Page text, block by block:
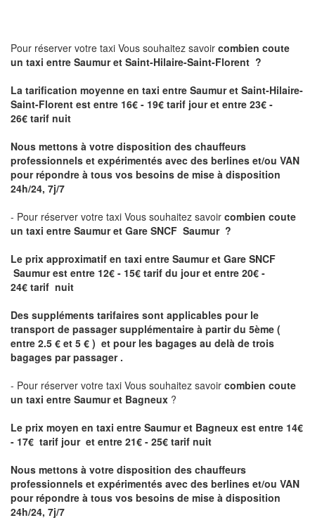
Pour réserver votre taxi Vous souhaitez savoir combien coute
un taxi entre Saumur et Saint-Hilaire-Saint-Florent ?
La tarification moyenne en taxi entre Saumur et Saint-Hilaire-
Saint-Florent est entre 16€ - 19€ tarif jour et entre 23€ -
26€ tarif nuit
Nous mettons à votre disposition des chauffeurs
professionnels et expérimentés avec des berlines et/ou VAN
pour répondre à tous vos besoins de mise à disposition
24h/24, 7j/7
- Pour réserver votre taxi Vous souhaitez savoir combien coute
un taxi entre Saumur et Gare SNCF Saumur ?
Le prix approximatif en taxi entre Saumur et Gare SNCF
Saumur est entre 12€ - 15€ tarif du jour et entre 20€ -
24€ tarif nuit
Des suppléments tarifaires sont applicables pour le
transport de passager supplémentaire à partir du 5ème (
entre 2.5 € et 5 € ) et pour les bagages au delà de trois
bagages par passager .
- Pour réserver votre taxi Vous souhaitez savoir combien coute
un taxi entre Saumur et Bagneux ?
Le prix moyen en taxi entre Saumur et Bagneux est entre 14€
- 17€ tarif jour et entre 21€ - 25€ tarif nuit
Nous mettons à votre disposition des chauffeurs
professionnels et expérimentés avec des berlines et/ou VAN
pour répondre à tous vos besoins de mise à disposition
24h/24, 7j/7